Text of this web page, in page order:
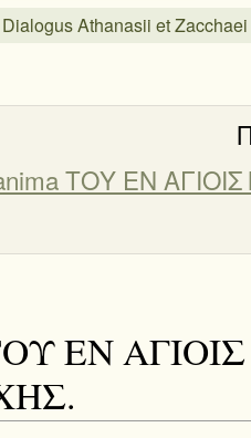
Athanasii et
anima ΤΟΥ ΕΝ
ΤΟΥ ΕΝ